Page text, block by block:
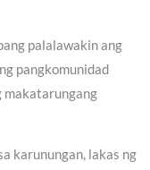
palalawakin ang
pangkomunidad
makatarungang
karunungan, lakas ng